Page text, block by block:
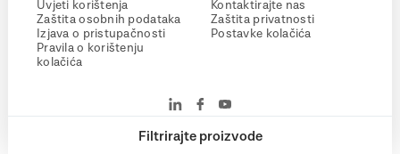
Filtrirajte proizvode
Uvjeti korištenja
Zaštita osobnih podataka
Izjava o pristupačnosti
Pravila o korištenju
kolačića
Kontaktirajte nas
Zaštita privatnosti
Postavke kolačića